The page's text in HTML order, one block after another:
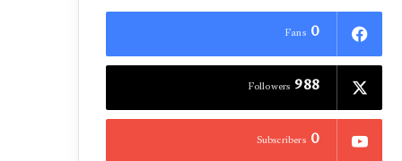
0
Fans
988
Followers
0
Subscribers